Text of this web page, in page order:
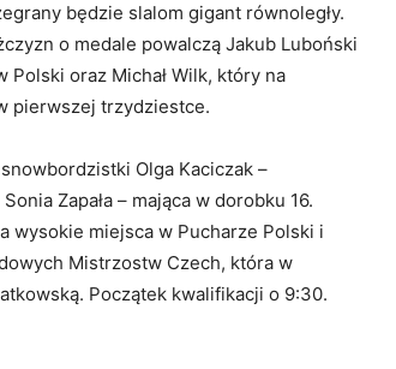
będzie slalom gigant równoległy.
o medale powalczą Jakub Luboński
oraz Michał Wilk, który na
pierwszej trzydziestce.
Olga Kaciczak –
Zapała – mająca w dorobku 16.
wysokie miejsca w Pucharze Polski i
Mistrzostw Czech, która w
Początek kwalifikacji o 9:30.